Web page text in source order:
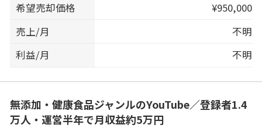
希望売却価格
¥950,000
売上/月
不明
利益/月
不明
無添加・健康食品ジャンルのYouTube／登録者1.4
万人・運営半年で月収益約5万円